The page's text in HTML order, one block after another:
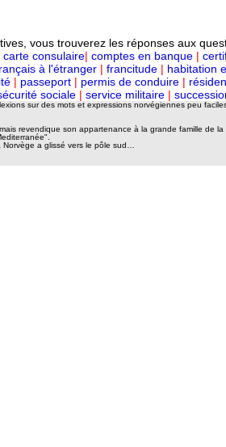
vous trouverez les réponses aux
carte consulaire| comptes en banque |
à l'étranger | francitude | habitation
| passeport | permis de conduire |
sociale | service militaire |
sur des mots et expressions norvégiennes peu
revendique son appartenance à la grande famille de
a glissé vers le pôle sud…